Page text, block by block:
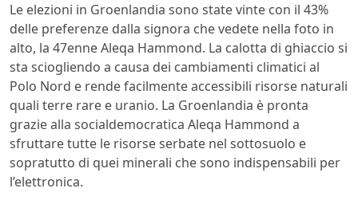
Le elezioni in Groenlandia sono state vinte con il 43%
delle preferenze dalla signora che vedete nella foto in
alto, la 47enne Aleqa Hammond. La calotta di ghiaccio si
sta sciogliendo a causa dei cambiamenti climatici al
Polo Nord e rende facilmente accessibili risorse naturali
quali terre rare e uranio. La Groenlandia è pronta
grazie alla socialdemocratica Aleqa Hammond a
sfruttare tutte le risorse serbate nel sottosuolo e
sopratutto di quei minerali che sono indispensabili per
l’elettronica.